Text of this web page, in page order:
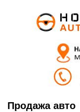
Продажа авто